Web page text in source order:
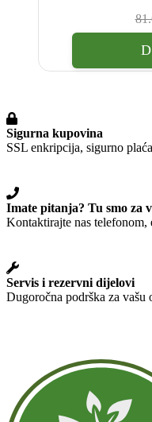
Sigurna kupovina
SSL enkripcija, sigurno
Imate pitanja? Tu smo za
Kontaktirajte nas telefonom,
Servis i rezervni dijelovi
Dugoročna podrška za vašu